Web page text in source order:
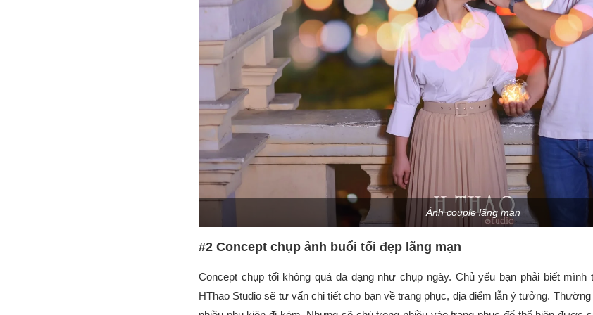
Ảnh couple lãng mạn
#2 Concept chụp ảnh buổi tối đẹp lãng mạn
Concept chụp tối không quá đa dạng như chụp ngày. Chủ yếu bạn phải biết
HThao Studio sẽ tư vấn chi tiết cho bạn về trang phục, địa điểm lẫn ý tưởng.